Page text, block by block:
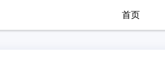
首页